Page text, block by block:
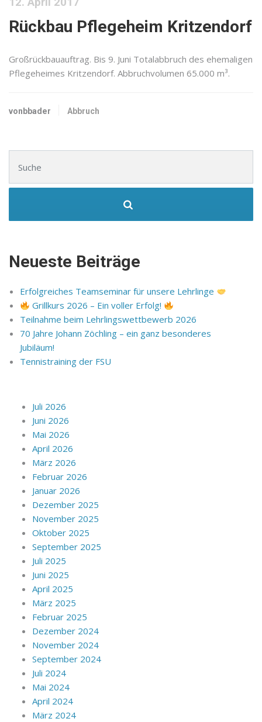
Rückbau Pflegeheim Kritzendorf
Großrückbauauftrag. Bis 9. Juni Totalabbruch des ehemaligen
Pflegeheimes Kritzendorf. Abbruchvolumen 65.000 m³.
vonbbader Abbruch
Neueste Beiträge
Erfolgreiches Teamseminar für unsere Lehrlinge
Grillkurs 2026 – Ein voller Erfolg!
Teilnahme beim Lehrlingswettbewerb 2026
70 Jahre Johann Zöchling – ein ganz besonderes
Jubiläum!
Tennistraining der FSU
Juli 2026
Juni 2026
Mai 2026
April 2026
März 2026
Februar 2026
Januar 2026
Dezember 2025
November 2025
Oktober 2025
September 2025
Juli 2025
Juni 2025
April 2025
März 2025
Februar 2025
Dezember 2024
November 2024
September 2024
Juli 2024
Mai 2024
April 2024
März 2024